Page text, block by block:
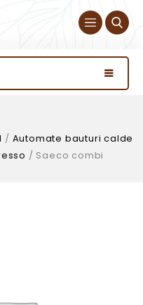
/ Automate bauturi calde
/ Saeco combi